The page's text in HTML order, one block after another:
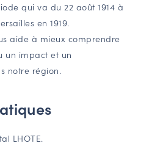
de la Région Grand Est
qui va du 22 août 1914 à
en 1919.
aide à mieux comprendre
un impact et un
notre région.
LHOTE.